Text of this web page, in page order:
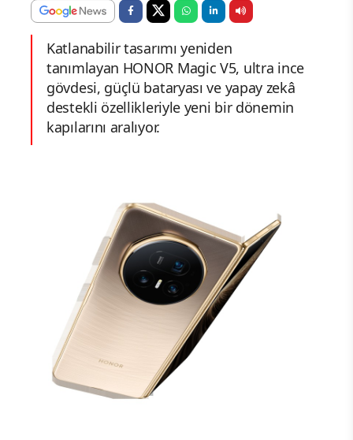
Katlanabilir tasarımı yeniden
tanımlayan HONOR Magic V5, ultra ince
gövdesi, güçlü bataryası ve yapay zekâ
destekli özellikleriyle yeni bir dönemin
kapılarını aralıyor.